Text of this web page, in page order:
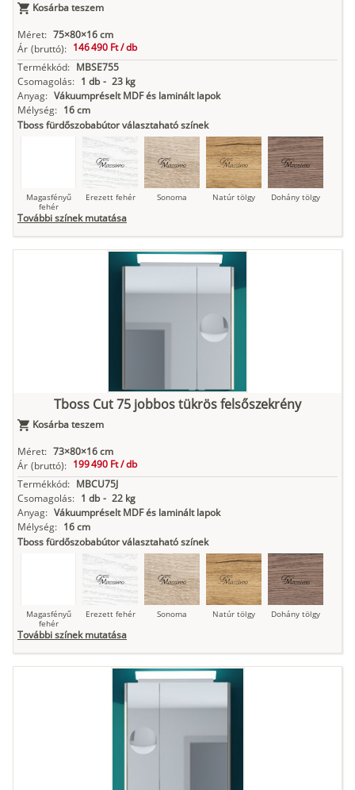
Antracit Matt fekete
Kosárba teszem
Méret: 75×80×16 cm
Ár (bruttó): 146 490 Ft /db
Termékkód: MBSE755
Csomagolás: 1 db - 23 kg
Anyag: Vákuumpréselt MDF és laminált lapok
Mélység: 16 cm
Tboss fürdőszobabútor választaható színek
Magasfényű
fehér
Erezett fehér Sonoma Natúr tölgy Dohány tölgy
fehér
Antracit Matt fekete
További színek mutatása
Tboss Cut 75 jobbos tükrös felsőszekrény
Kosárba teszem
Méret: 73×80×16 cm
Ár (bruttó): 199 490 Ft /db
Termékkód: MBCU75J
Csomagolás: 1 db - 22 kg
Anyag: Vákuumpréselt MDF és laminált lapok
Mélység: 16 cm
Tboss fürdőszobabútor választaható színek
Magasfényű
fehér
Erezett fehér Sonoma Natúr tölgy Dohány tölgy
További színek mutatása